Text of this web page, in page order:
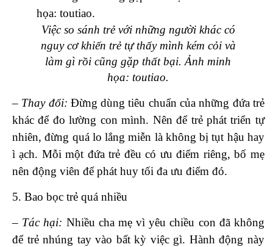
Việc so sánh trẻ với những người khác có
nguy cơ khiến trẻ tự thấy mình kém cỏi và
làm gì rồi cũng gặp thất bại.Ảnh minh
họa: toutiao.
– Thay đổi: Đừng dùng tiêu chuẩn của những đứa trẻ
khác để đo lường con mình. Nên để trẻ phát triển tự
nhiên, đừng quá lo lắng miễn là không bị tụt hậu hay
ì ạch. Mỗi một đứa trẻ đều có ưu điểm riêng, bố mẹ
nên động viên để phát huy tối đa ưu điểm đó.
5. Bao bọc trẻ quá nhiều
– Tác hại: Nhiều cha mẹ vì yêu chiều con đã không
để trẻ nhúng tay vào bất kỳ việc gì. Hành động này